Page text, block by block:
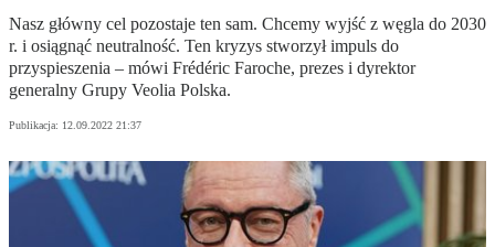
Nasz główny cel pozostaje ten sam. Chcemy wyjść z węgla do 2030
r. i osiągnąć neutralność. Ten kryzys stworzył impuls do
przyspieszenia – mówi Frédéric Faroche, prezes i dyrektor
generalny Grupy Veolia Polska.
Publikacja: 12.09.2022 21:37